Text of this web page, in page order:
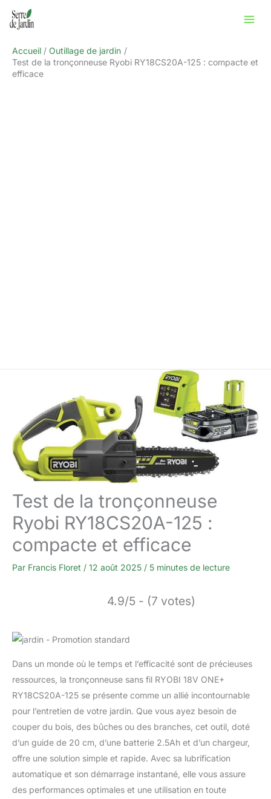
Accueil
Outillage de jardin
Test de la tronçonneuse Ryobi RY18CS20A-125 : compacte et
efficace
Test de la tronçonneuse
Ryobi RY18CS20A-125 :
compacte et efficace
Par Francis Floret / 12 août 2025 / 5 minutes de lecture
4.9/5 - (7 votes)
Dans un monde où le temps et l’efficacité sont de précieuses
ressources, la tronçonneuse sans fil RYOBI 18V ONE+
RY18CS20A-125 se présente comme un allié incontournable
pour l’entretien de votre jardin. Que vous ayez besoin de
couper du bois, des bûches ou des branches, cet outil, doté
d’un guide de 20 cm, d’une batterie 2.5Ah et d’un chargeur,
offre une solution simple et rapide. Avec sa lubrification
automatique et son démarrage instantané, elle vous assure
des performances optimales et une utilisation en toute
Rechercher